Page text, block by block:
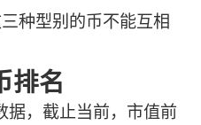
种型别的币不能互相
排名
，截止当前，市值前